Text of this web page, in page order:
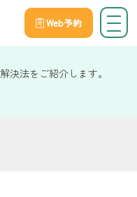
Web予約
コラム
決法をご紹介します。